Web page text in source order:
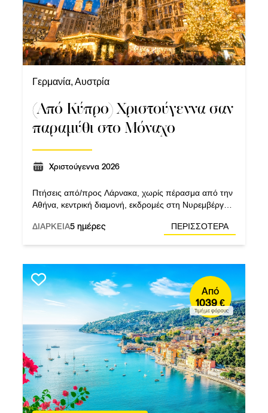
Γερμανία, Αυστρία
(Από Κύπρο) Χριστούγεννα σαν
παραμύθι στο Μόναχο
Χριστούγεννα 2026
Πτήσεις από/προς Λάρνακα, χωρίς πέρασμα από την
Αθήνα, κεντρική διαμονή, εκδρομές στη Νυρεμβέργη,
ΔΙΑΡΚΕΙΑ5 ημέρες ΠΕΡΙΣΣΟΤΕΡΑ
Από
1039 €
Τιμή με φόρους